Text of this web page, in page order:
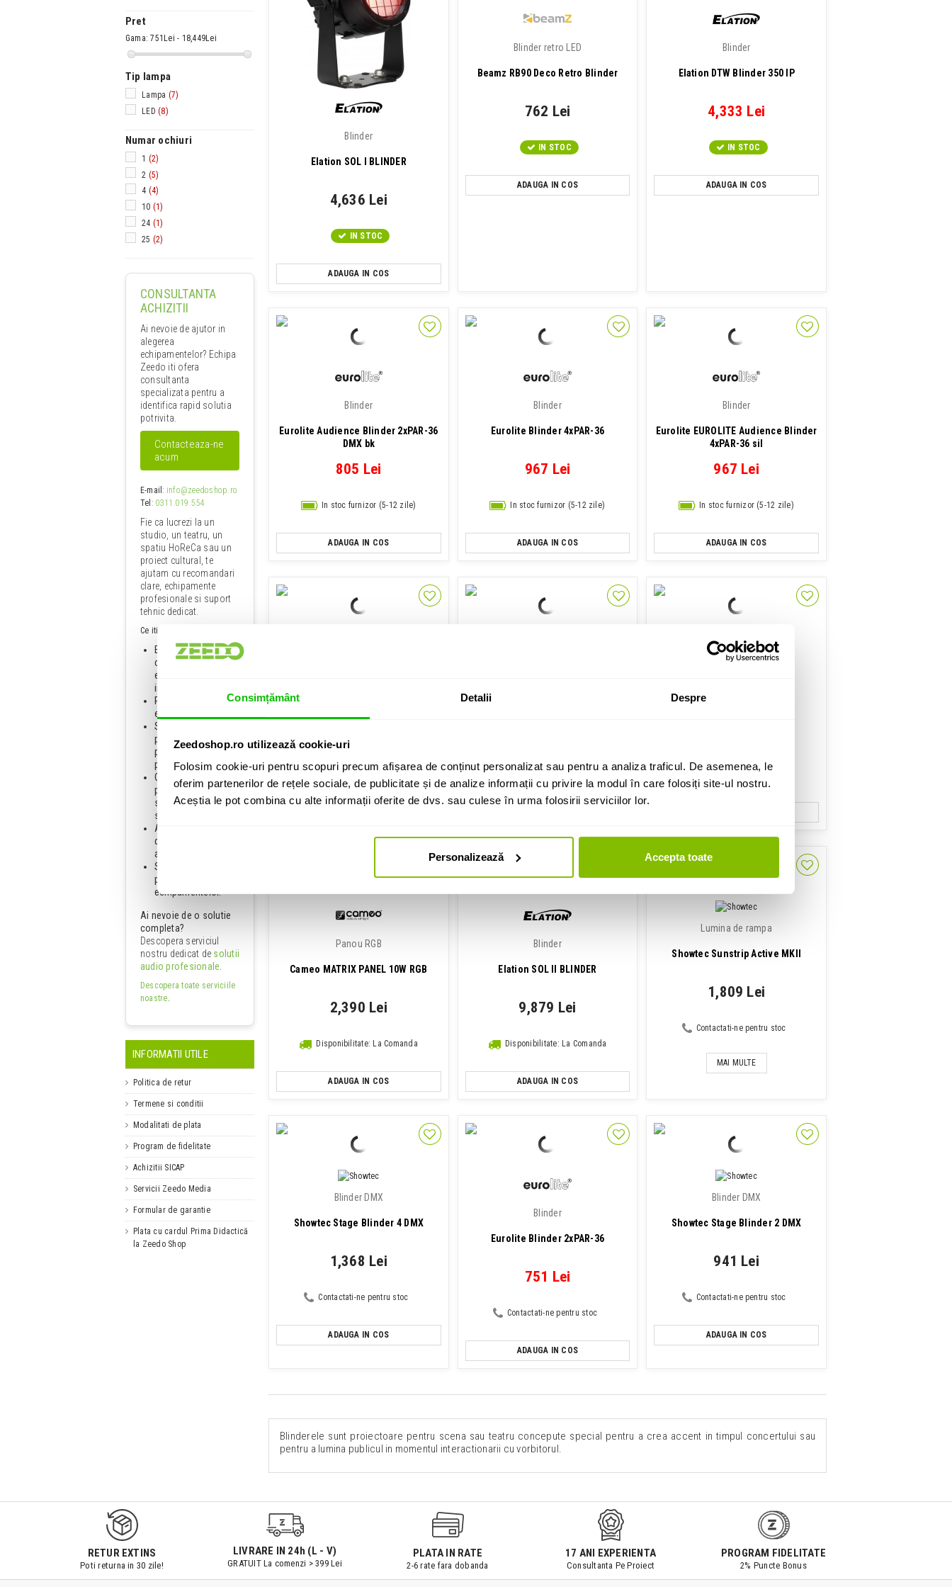
Consimțământ Detalii Despre
Zeedoshop.ro utilizează cookie-uri
Folosim cookie-uri pentru scopuri precum afișarea de conținut personalizat sau pentru a analiza traficul. De asemenea, le
oferim partenerilor de rețele sociale, de publicitate și de analize informații cu privire la modul în care folosiți site-ul nostru.
Aceștia le pot combina cu alte informații oferite de dvs. sau culese în urma folosirii serviciilor lor.
Personalizează Accepta toate
Pret
Gama: 751Lei - 18,449Lei
Tip lampa
Lampa (7)
LED (8)
Numar ochiuri
1 (2)
2 (5)
4 (4)
10 (1)
24 (1)
25 (2)
CONSULTANTA
ACHIZITII
Ai nevoie de ajutor in
alegerea
echipamentelor? Echipa
Zeedo iti ofera
consultanta
specializata pentru a
identifica rapid solutia
potrivita.
Contacteaza-ne
acum
E-mail : info@zeedoshop.ro
Tel : 0311.019.554
Fie ca lucrezi la un
studio, un teatru, un
spatiu HoReCa sau un
proiect cultural, te
ajutam cu recomandari
clare, echipamente
profesionale si suport
tehnic dedicat.
Ce iti oferim:
Echipa de
consultanti cu
experienta practica
in domeniu;
Peste 17 ani de
experienta Zeedo;
Solutii
personalizate
pentru fiecare tip de
proiect;
Consultanta,
proiectare,
sonorizare, iluminat
si scenotehnica;
Acces la branduri
de top si tehnologii
actuale;
Suport si instructaj
pentru utilizarea
echipamentelor.
Ai nevoie de o solutie
completa?
Descopera serviciul
nostru dedicat de solutii
audio profesionale
Descopera toate serviciile
noastre
INFORMATII UTILE
Politica de retur
Termene si conditii
Modalitati de plata
Program de fidelitate
Achizitii SICAP
Servicii Zeedo Media
Formular de garantie
Plata cu cardul Prima Didactică
la Zeedo Shop
Blinder
Elation SOL I BLINDER
4,636 Lei
IN STOC
ADAUGA IN COS
Blinder retro LED
Beamz RB90 Deco Retro Blinder
762 Lei
IN STOC
ADAUGA IN COS
Blinder
Elation DTW Blinder 350 IP
4,333 Lei
IN STOC
ADAUGA IN COS
Blinder
Eurolite Audience Blinder 2xPAR-36
DMX bk
805 Lei
In stoc furnizor (5-12 zile)
ADAUGA IN COS
Blinder
Eurolite Blinder 4xPAR-36
967 Lei
In stoc furnizor (5-12 zile)
ADAUGA IN COS
Blinder
Eurolite EUROLITE Audience Blinder
4xPAR-36 sil
967 Lei
In stoc furnizor (5-12 zile)
ADAUGA IN COS
Beamz Attack Combi Strobe CW+RGB
1,069 Lei
Disponibilitate: La Comanda
Beamz LCBP450 Combi LED Panel PIX
Disponibilitate: La Comanda
Elation SOL IV Blinder
Disponibilitate: La Comanda
Panou RGB
Cameo MATRIX PANEL 10W RGB
2,390 Lei
Disponibilitate: La Comanda
ADAUGA IN COS
Blinder
Elation SOL II BLINDER
9,879 Lei
Disponibilitate: La Comanda
ADAUGA IN COS
Lumina de rampa
Showtec Sunstrip Active MKII
1,809 Lei
Contactati-ne pentru stoc
MAI MULTE
Blinder DMX
Showtec Stage Blinder 4 DMX
1,368 Lei
Contactati-ne pentru stoc
ADAUGA IN COS
Blinder
Eurolite Blinder 2xPAR-36
751 Lei
Contactati-ne pentru stoc
ADAUGA IN COS
Blinder DMX
Showtec Stage Blinder 2 DMX
941 Lei
Contactati-ne pentru stoc
ADAUGA IN COS
Blinderele sunt proiectoare pentru scena sau teatru concepute special pentru a crea accent in timpul concertului sau
pentru a lumina publicul in momentul interactionarii cu vorbitorul.
RETUR EXTINS
Poti returna in 30 zile!
LIVRARE IN 24h (L - V)
GRATUIT La comenzi > 399 Lei
PLATA IN RATE
2-6 rate fara dobanda
17 ANI EXPERIENTA
Consultanta Pe Proiect
PROGRAM FIDELITATE
2% Puncte Bonus